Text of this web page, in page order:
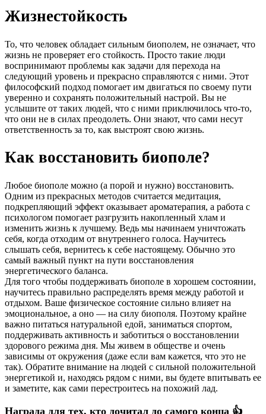
Жизнестойкость
То, что человек обладает сильным биополем, не означает, что
жизнь не проверяет его стойкость. Просто такие люди
воспринимают проблемы как задачи для перехода на
следующий уровень и прекрасно справляются с ними. Этот
философский подход помогает им двигаться по своему пути
уверенно и сохранять положительный настрой. Вы не
услышите от таких людей, что с ними приключилось что-то,
что они не в силах преодолеть. Они знают, что сами несут
ответственность за то, как выстроят свою жизнь.
Как восстановить биополе?
Любое биополе можно (а порой и нужно) восстановить.
Одним из прекрасных методов считается медитация,
подкрепляющий эффект оказывает ароматерапия, а работа с
психологом помогает разгрузить накопленный хлам и
изменить жизнь к лучшему. Ведь мы начинаем уничтожать
себя, когда отходим от внутреннего голоса. Научитесь
слышать себя, вернитесь к себе настоящему. Обычно это
самый важный пункт на пути восстановления
энергетического баланса.
Для того чтобы поддерживать биополе в хорошем состоянии,
научитесь правильно распределять время между работой и
отдыхом. Ваше физическое состояние сильно влияет на
эмоциональное, а оно — на силу биополя. Поэтому крайне
важно питаться натуральной едой, заниматься спортом,
поддерживать активность и заботиться о восстановлении
здорового режима дня. Мы живем в обществе и очень
зависимы от окружения (даже если вам кажется, что это не
так). Обратите внимание на людей с сильной положительной
энергетикой и, находясь рядом с ними, вы будете впитывать ее
и заметите, как сами перестроитесь на похожий лад.
Награда для тех, кто дочитал до самого конца 👍